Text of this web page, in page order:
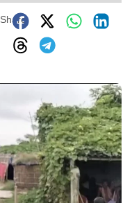
Share